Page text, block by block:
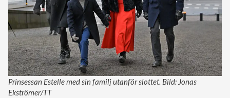
Prinsessan Estelle med sin familj utanför slottet. Bild: Jonas
Ekströmer/TT